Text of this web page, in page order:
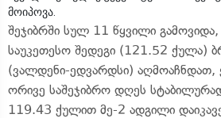
მოიპოვა.
შეჯიბრში სულ 11 წყვილი
საუკეთესო შედეგი (121.52 ქულა)
(ვალდენი-ედვარდსი) აღმოაჩნდათ,
ორივე საშეჯიბრო დღეს
119.43 ქულით მე-2 ადგილი